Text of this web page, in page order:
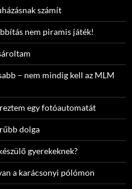
számít
nem piramis játék!
– nem mindig kell az MLM
egy fotóautomatát
dolga
gyerekeknek?
a karácsonyi pólómon